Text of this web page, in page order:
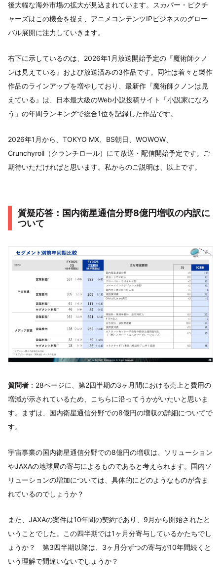
後大幅な海外市場の拡大が見込まれています。スカパー・ピクチ
ャーズはこの機会を捉え、アニメコンテンツIPビジネスのグロー
バル展開に注力していきます。
右下に示しているのは、2026年1月放送開始予定の『魔術師クノ
ンは見えている』および放送済みの3作品です。同社は着々と製作
作品のラインアップを増やしており、最新作『魔術師クノンは見
えている』は、日本最大級のWeb小説投稿サイト「小説家になろ
う」の年間ランキングで総合1位を記録した作品です。
2026年1月から、TOKYO MX、BS朝日、WOWOW、
Crunchyroll（クランチロール）にて放送・配信開始予定です。ご
期待いただければと思います。私からのご説明は、以上です。
質疑応答：国内衛星通信分野8億円増収の内訳に
ついて
質問者 ：28ページに、第2四半期の3ヶ月間における売上と費用の
増減が示されているため、こちらに沿ってうかがいたいと思いま
す。まずは、国内衛星通信分野での8億円の増収の詳細についてで
す。
宇宙事業の国内衛星通信分野での8億円の増収は、ソリューション
やJAXAの地球局の寄与によるものであると考えられます。国内ソ
リューションの増加については、具体的にどのようなものが含ま
れているのでしょうか？
また、JAXAの案件は10年間の契約であり、9月から開始されたと
いうことでした。この四半期では1ヶ月分寄与しているかたちでし
ょうか？ 第3四半期以降は、3ヶ月分ずつの寄与が10年間続くと
いう理解で間違いないでしょうか？